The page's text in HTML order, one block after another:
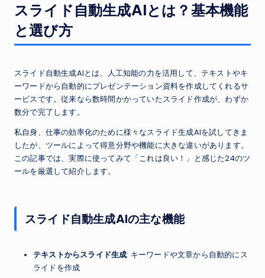
スライド自動生成AIとは？基本機能
と選び方
スライド自動生成AIとは、人工知能の力を活用して、テキストやキ
ーワードから自動的にプレゼンテーション資料を作成してくれるサ
ービスです。従来なら数時間かかっていたスライド作成が、わずか
数分で完了します。
私自身、仕事の効率化のために様々なスライド生成AIを試してきま
したが、ツールによって得意分野や機能に大きな違いがあります。
この記事では、実際に使ってみて「これは良い！」と感じた24のツ
ールを厳選して紹介します。
スライド自動生成AIの主な機能
テキストからスライド生成: キーワードや文章から自動的にス
ライドを作成